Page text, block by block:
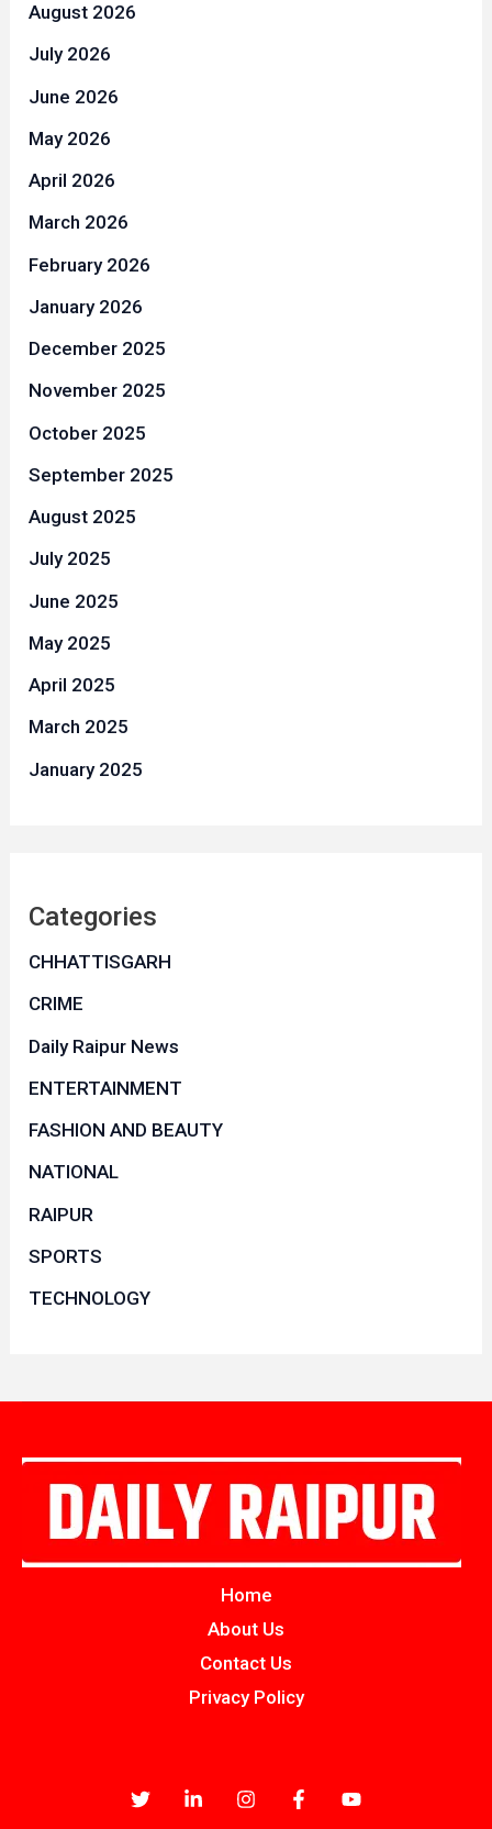
August 2026
July 2026
June 2026
May 2026
April 2026
March 2026
February 2026
January 2026
December 2025
November 2025
October 2025
September 2025
August 2025
July 2025
June 2025
May 2025
April 2025
March 2025
January 2025
Categories
CHHATTISGARH
CRIME
Daily Raipur News
ENTERTAINMENT
FASHION AND BEAUTY
NATIONAL
RAIPUR
SPORTS
TECHNOLOGY
Home
About Us
Contact Us
Privacy Policy